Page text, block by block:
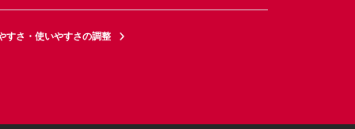
すさ・使いやすさの調整